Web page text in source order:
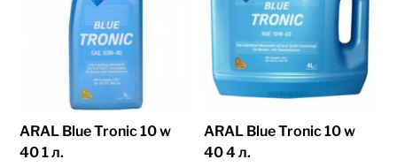
ARAL Blue Tronic 10 w
40 1 л.
ARAL Blue Tronic 10 w
40 4 л.